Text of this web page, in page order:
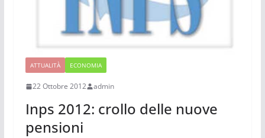
ATTUALITÀ ECONOMIA
22 Ottobre 2012 admin
Inps 2012: crollo delle nuove
pensioni